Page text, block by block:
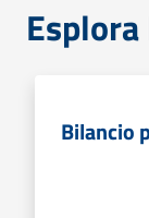
Bilancio